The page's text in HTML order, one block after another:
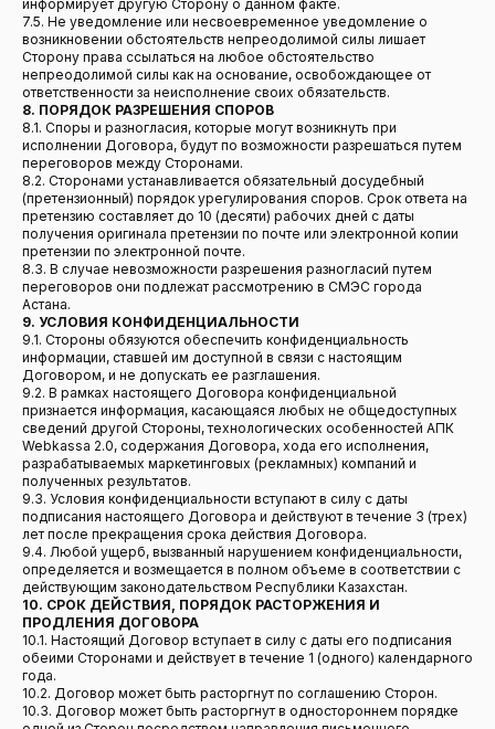
информирует другую Сторону о данном факте.
7.5. Не уведомление или несвоевременное уведомление о
возникновении обстоятельств непреодолимой силы лишает
Сторону права ссылаться на любое обстоятельство
непреодолимой силы как на основание, освобождающее от
ответственности за неисполнение своих обязательств.
8. ПОРЯДОК РАЗРЕШЕНИЯ СПОРОВ
8.1. Споры и разногласия, которые могут возникнуть при
исполнении Договора, будут по возможности разрешаться путем
переговоров между Сторонами.
8.2. Сторонами устанавливается обязательный досудебный
(претензионный) порядок урегулирования споров. Срок ответа на
претензию составляет до 10 (десяти) рабочих дней с даты
получения оригинала претензии по почте или электронной копии
претензии по электронной почте.
8.3. В случае невозможности разрешения разногласий путем
переговоров они подлежат рассмотрению в СМЭС города
Астана.
9. УСЛОВИЯ КОНФИДЕНЦИАЛЬНОСТИ
9.1. Стороны обязуются обеспечить конфиденциальность
информации, ставшей им доступной в связи с настоящим
Договором, и не допускать ее разглашения.
9.2. В рамках настоящего Договора конфиденциальной
признается информация, касающаяся любых не общедоступных
сведений другой Стороны, технологических особенностей АПК
Webkassa 2.0, содержания Договора, хода его исполнения,
разрабатываемых маркетинговых (рекламных) компаний и
полученных результатов.
9.3. Условия конфиденциальности вступают в силу с даты
подписания настоящего Договора и действуют в течение 3 (трех)
лет после прекращения срока действия Договора.
9.4. Любой ущерб, вызванный нарушением конфиденциальности,
определяется и возмещается в полном объеме в соответствии с
действующим законодательством Республики Казахстан.
10. СРОК ДЕЙСТВИЯ, ПОРЯДОК РАСТОРЖЕНИЯ И
ПРОДЛЕНИЯ ДОГОВОРА
10.1. Настоящий Договор вступает в силу с даты его подписания
обеими Сторонами и действует в течение 1 (одного) календарного
года.
10.2. Договор может быть расторгнут по соглашению Сторон.
10.3. Договор может быть расторгнут в одностороннем порядке
Web kassa — мобильная касса, 1С WEBKASSA,
API интеграция (c) 2020-2026. Все права
защищены.
Политика конфиденциальности
Публичный договор-оферта